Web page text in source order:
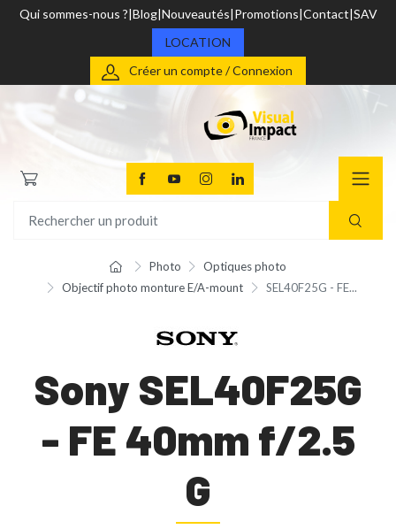
Qui sommes-nous ? Blog Nouveautés Promotions Contact SAV
LOCATION
Créer un compte / Connexion
Photo
Optiques photo
Objectif photo monture E/A-mount
SEL40F25G - FE...
Sony SEL40F25G
- FE 40mm f/2.5
G